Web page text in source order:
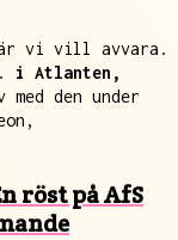
vi vill avvara.
i Atlanten,
den under
röst på AfS